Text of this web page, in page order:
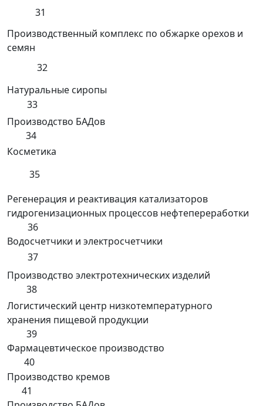
31
Производственный комплекс по обжарке орехов и
семян
32
Натуральные сиропы
33
Производство БАДов
34
Косметика
35
Регенерация и реактивация катализаторов
гидрогенизационных процессов нефтепереработки
36
Водосчетчики и электросчетчики
37
Производство электротехнических изделий
38
Логистический центр низкотемпературного
хранения пищевой продукции
39
Фармацевтическое производство
40
Производство кремов
41